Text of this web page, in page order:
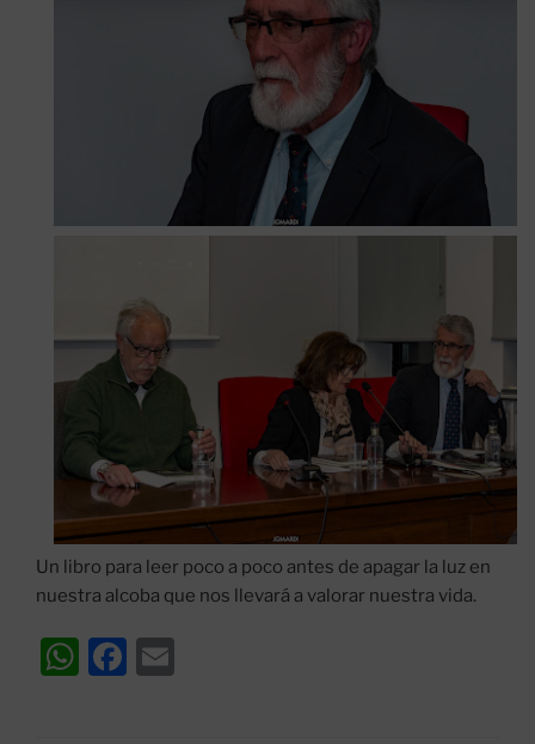
Un libro para leer poco a poco antes de apagar la luz en
nuestra alcoba que nos llevará a valorar nuestra vida.
W F